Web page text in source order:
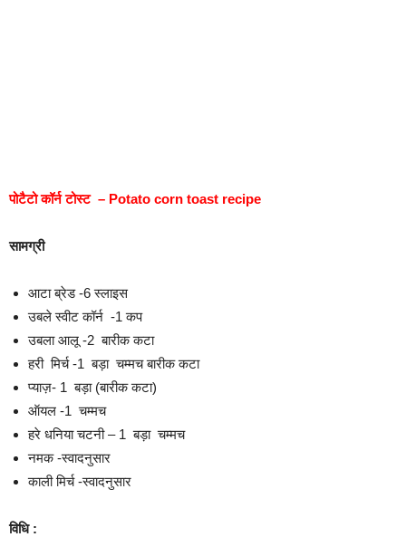
पोटैटो कॉर्न टोस्ट – Potato corn toast recipe
सामग्री
आटा ब्रेड -6 स्लाइस
उबले स्वीट कॉर्न -1 कप
उबला आलू -2 बारीक कटा
हरी मिर्च -1 बड़ा चम्मच बारीक कटा
प्याज़- 1 बड़ा (बारीक कटा)
ऑयल -1 चम्मच
हरे धनिया चटनी – 1 बड़ा चम्मच
नमक -स्वादनुसार
काली मिर्च -स्वादनुसार
विधि :